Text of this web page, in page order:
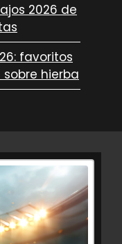
2026 de
favoritos
hierba